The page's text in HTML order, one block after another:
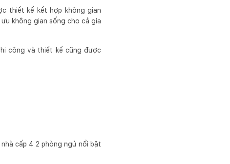
thiết kế kết hợp không gian
không gian sống cho cả gia
công và thiết kế cũng được
cấp 4 2 phòng ngủ nổi bật